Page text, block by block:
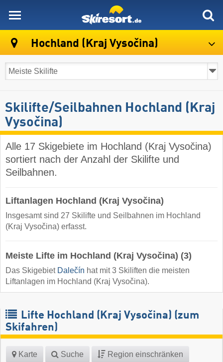
Hochland (Kraj Vysočina)
Skilifte/Seilbahnen Hochland (Kraj
Vysočina)
Alle 17 Skigebiete im Hochland (Kraj Vysočina)
sortiert nach der Anzahl der Skilifte und
Seilbahnen.
Liftanlagen Hochland (Kraj Vysočina)
Insgesamt sind 27 Skilifte und Seilbahnen im Hochland
(Kraj Vysočina) erfasst.
Meiste Lifte im Hochland (Kraj Vysočina) (3)
Das Skigebiet Dalečín hat mit 3 Skiliften die meisten
Liftanlagen im Hochland (Kraj Vysočina).
Lifte Hochland (Kraj Vysočina) (zum
Skifahren)
Karte Suche Region einschränken